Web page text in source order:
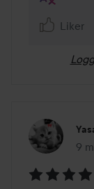
Liker
9